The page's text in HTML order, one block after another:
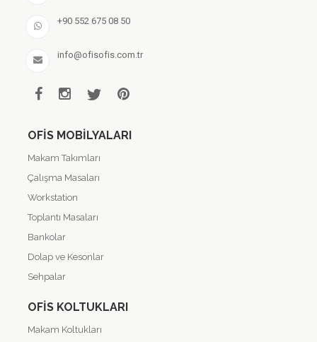
+90 552 675 08 50
info@ofisofis.com.tr
OFIS MOBILYALARI
Makam Takımları
Çalışma Masaları
Workstation
Toplantı Masaları
Bankolar
Dolap ve Kesonlar
Sehpalar
OFIS KOLTUKLARI
Makam Koltukları